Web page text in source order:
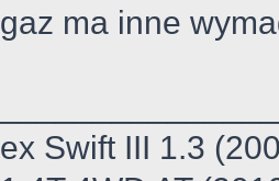
gaz ma inne
ex Swift III 1.3